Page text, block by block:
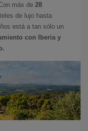
más de 28
de lujo hasta
está a tan sólo un
con Iberia y